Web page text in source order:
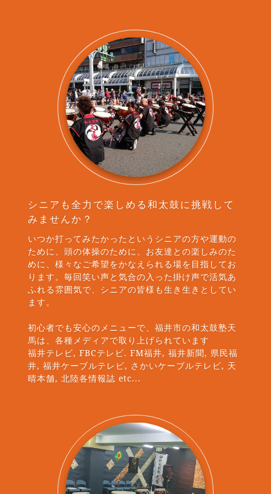
シニアも全力で楽しめる和太鼓に挑戦して
みませんか？
いつか打ってみたかったというシニアの方や運動の
ために、頭の体操のために、お友達との楽しみのた
めに、様々なご希望をかなえられる場を目指してお
ります。毎回笑い声と気合の入った掛け声で活気あ
ふれる雰囲気で、シニアの皆様も生き生きとしてい
ます。
初心者でも安心のメニューで、福井市の和太鼓塾天
馬は、各種メディアで取り上げられています
福井テレビ, FBCテレビ. FM福井, 福井新聞, 県民福
井, 福井ケーブルテレビ, さかいケーブルテレビ, 天
晴本舗, 北陸各情報誌 etc...